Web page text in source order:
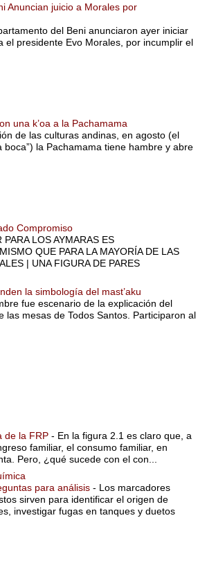
Anuncian juicio a Morales por
del Beni anunciaron ayer iniciar
el presidente Evo Morales, por incumplir el
una k’oa a la Pachamama
de las culturas andinas, en agosto (el
boca”) la Pachamama tiene hambre y abre
Compromiso
LOS AYMARAS ES
QUE PARA LA MAYORÍA DE LAS
| UNA FIGURA DE PARES
la simbología del mast’aku
fue escenario de la explicación del
las mesas de Todos Santos. Participaron al
de la FRP - En la figura 2.1 es claro que, a
familiar, el consumo familiar, en
Pero, ¿qué sucede con el con...
para análisis - Los marcadores
sirven para identificar el origen de
investigar fugas en tanques y duetos